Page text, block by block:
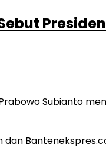
Prabowo Subianto